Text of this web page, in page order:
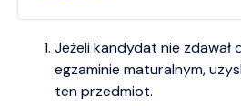
Jeżeli kandydat nie
egzaminie maturalnym,
ten przedmiot.